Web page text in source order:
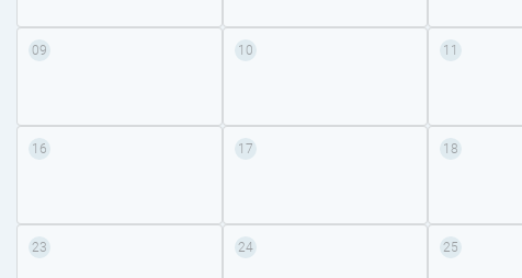
09 10 11
16 17 18
23 24 25